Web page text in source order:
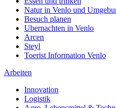
Natur in Venlo und
Besuch planen
Ubernachten in Venlo
Arcen
Steyl
Toerist Information Venlo
Arbeiten
Innovation
Logistik